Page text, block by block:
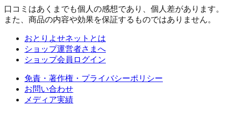
口コミはあくまでも個人の感想であり、個人差があります。
また、商品の内容や効果を保証するものではありません。
おとりよせネットとは
ショップ運営者さまへ
ショップ会員ログイン
免責・著作権・プライバシーポリシー
お問い合わせ
メディア実績